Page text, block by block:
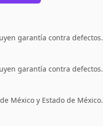
garantía contra defectos.
garantía contra defectos.
México y Estado de México.